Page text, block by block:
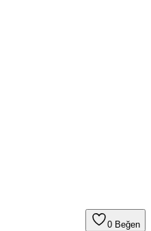
0 Beğen